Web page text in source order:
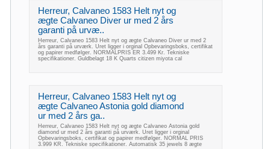
Herreur, Calvaneo 1583 Helt nyt og
ægte Calvaneo Diver ur med 2 års
garanti på urvæ..
Herreur, Calvaneo 1583 Helt nyt og ægte Calvaneo Diver ur med 2
års garanti på urværk. Uret ligger i orginal Opbevaringsboks, certifikat
og papirer medfølger. NORMALPRIS ER 3.499 Kr. Tekniske
specifikationer. Guldbelagt 18 K Quarts citizen miyota cal
Herreur, Calvaneo 1583 Helt nyt og
ægte Calvaneo Astonia gold diamond
ur med 2 års ga..
Herreur, Calvaneo 1583 Helt nyt og ægte Calvaneo Astonia gold
diamond ur med 2 års garanti på urværk. Uret ligger i orginal
Opbevaringsboks, certifikat og papirer medfølger. NORMAL PRIS
3.999 KR. Tekniske specifikationer. Automatisk 35 jewels 8 ægte